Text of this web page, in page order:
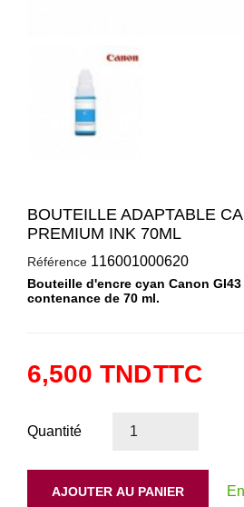
BOUTEILLE ADAPTABLE
PREMIUM INK 70ML
Référence 116001000620
Bouteille d'encre cyan Canon
contenance de 70 ml.
6,500 TNDTTC
Quantité
AJOUTER AU PANIER